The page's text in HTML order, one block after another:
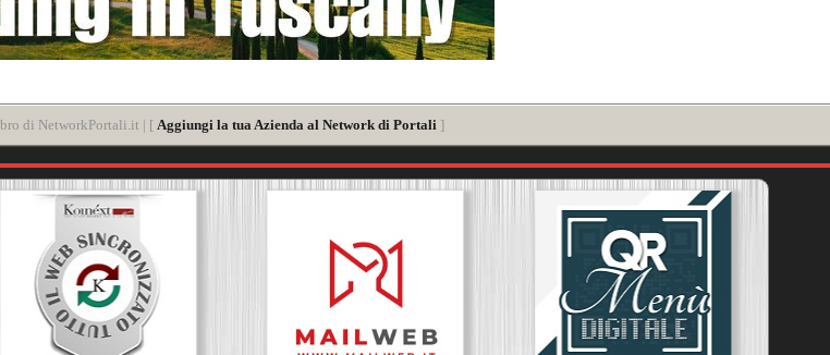
di NetworkPortali.it | [ Aggiungi la tua Azienda al Network di Portali ]